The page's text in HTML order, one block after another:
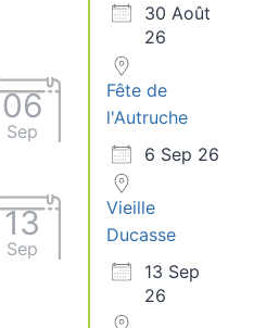
30 Août
26
06
Sep
Fête de
l'Autruche
6 Sep 26
13
Sep
Vieille
Ducasse
13 Sep
26